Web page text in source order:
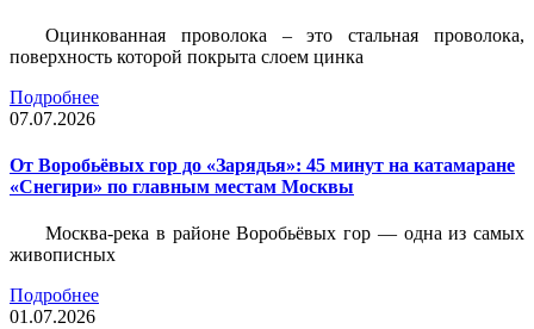
Оцинкованная проволока – это стальная проволока,
поверхность которой покрыта слоем цинка
Подробнее
07.07.2026
От Воробьёвых гор до «Зарядья»: 45 минут на катамаране
«Снегири» по главным местам Москвы
Москва-река в районе Воробьёвых гор — одна из самых
живописных
Подробнее
01.07.2026